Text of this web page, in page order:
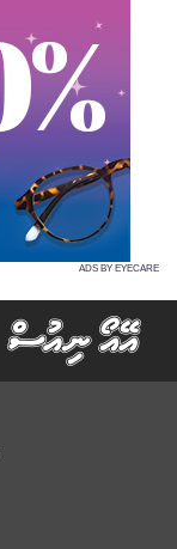
ADS BY EYECARE